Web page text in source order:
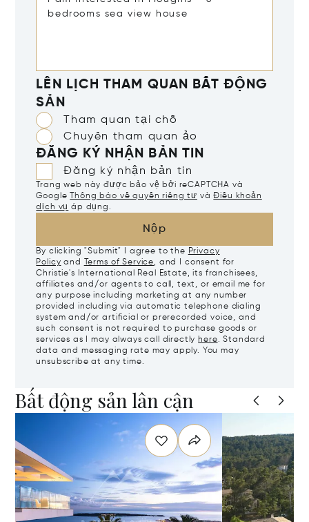
LÊN LỊCH THAM QUAN BẤT ĐỘNG
SẢN
Tham quan tại chỗ
Chuyến tham quan ảo
ĐĂNG KÝ NHẬN BẢN TIN
Đăng ký nhận bản tin
Trang web này được bảo vệ bởi reCAPTCHA và
Google
Thông báo về quyền riêng tư vàĐiều khoản
dịch vụ áp dụng.
Nộp
By clicking "Submit" I agree to the Privacy
Policy and Terms of Service, and I consent for
Christie's International Real Estate, its franchisees,
affiliates and/or agents to call, text, or email me for
any purpose including marketing at any number
provided including via automatic telephone dialing
system and/or artificial or prerecorded voice, and
such consent is not required to purchase goods or
services as I may always call directly here. Standard
data and messaging rate may apply. You may
unsubscribe at any time.
Bất động sản lân cận